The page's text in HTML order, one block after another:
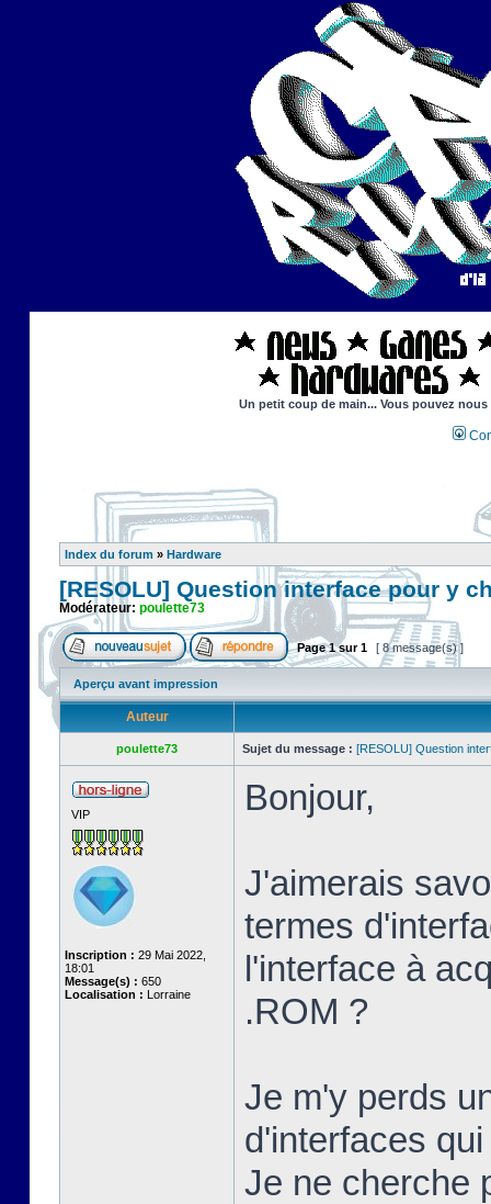
Un petit coup de main... Vous pouvez
Index du forum » Hardware
[RESOLU] Question interface pour y
Modérateur: poulette73
Page1sur1 [ 8 message(s) ]
Aperçu avant impression
Auteur
poulette73 Sujet du message : [RESOLU] Question
VIP
Inscription : 29 Mai 2022,
18:01
Message(s) : 650
Localisation : Lorraine
Bonjour,
J'aimerais
termes
l'interface à
.ROM ?
Je m'y perds
d'interfaces
Je ne cherche